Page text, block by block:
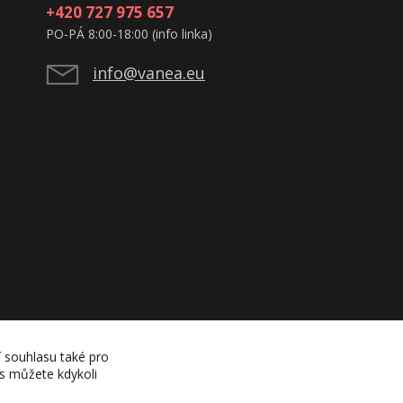
+420 727 975 657
PO-PÁ 8:00-18:00 (info linka)
info@vanea.eu
také pro
můžete kdykoli